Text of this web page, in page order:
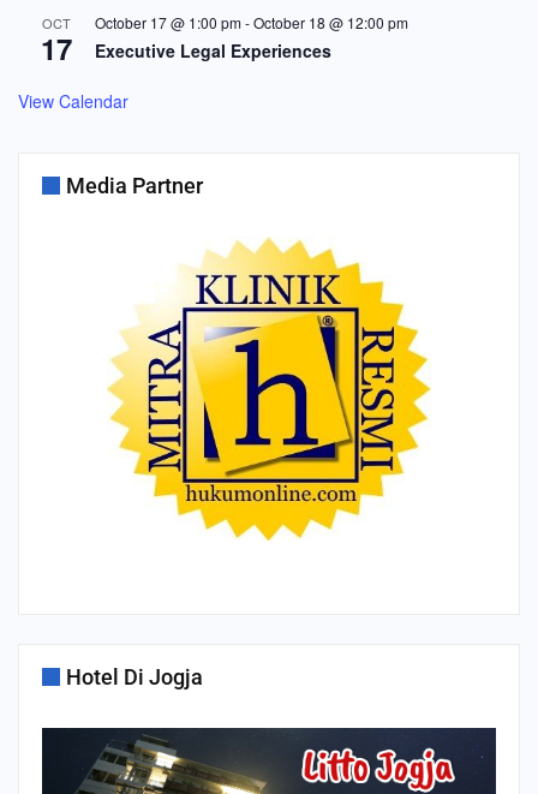
OCT
17
October 17 @ 1:00 pm-October 18 @ 12:00 pm
Executive Legal Experiences
View Calendar
Media Partner
Hotel Di Jogja